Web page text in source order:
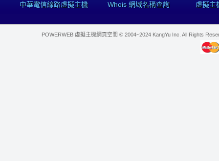
中華電信線路虛擬主機
Whois 網域名稱查詢
虛擬主
POWERWEB 虛擬主機網頁空間 © 2004~2024 KangYu Inc. All Rights